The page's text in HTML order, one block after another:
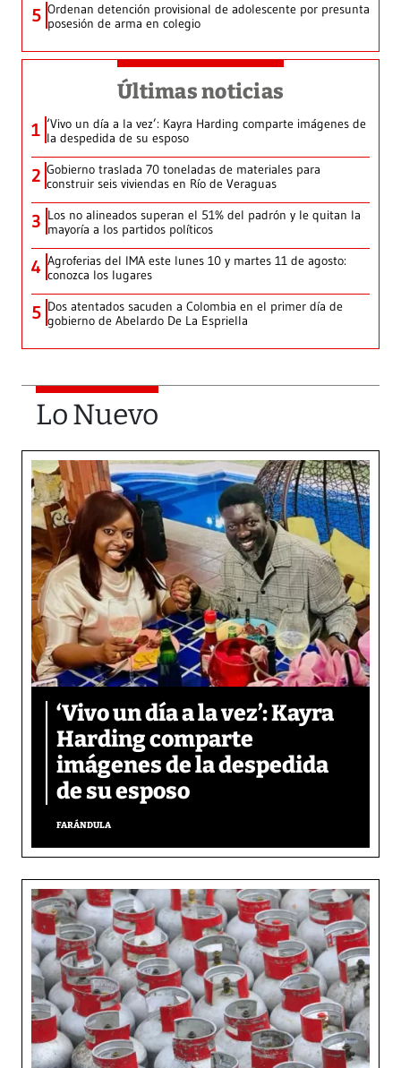
5 Ordenan detención provisional de adolescente por presunta
posesión de arma en colegio
Últimas noticias
1 ‘Vivo un día a la vez’: Kayra Harding comparte imágenes de
la despedida de su esposo
2 Gobierno traslada 70 toneladas de materiales para
construir seis viviendas en Río de Veraguas
3 Los no alineados superan el 51% del padrón y le quitan la
mayoría a los partidos políticos
4 Agroferias del IMA este lunes 10 y martes 11 de agosto:
conozca los lugares
5 Dos atentados sacuden a Colombia en el primer día de
gobierno de Abelardo De La Espriella
Lo Nuevo
‘Vivo un día a la vez’: Kayra
Harding comparte
imágenes de la despedida
de su esposo
FARÁNDULA